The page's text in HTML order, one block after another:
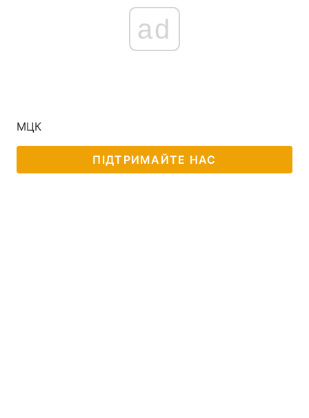
ad
МЦК
ПІДТРИМАЙТЕ НАС